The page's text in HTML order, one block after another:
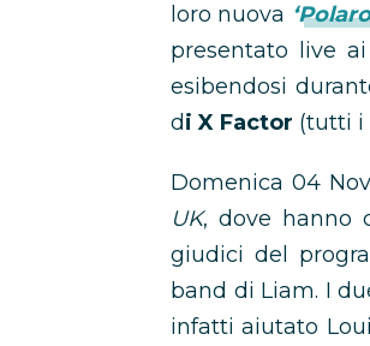
loro nuova
presentato live ai
esibendosi
di X Factor (tutti i
Domenica 04
UK, dove hanno
giudici del
band di Liam. I
infatti aiutato